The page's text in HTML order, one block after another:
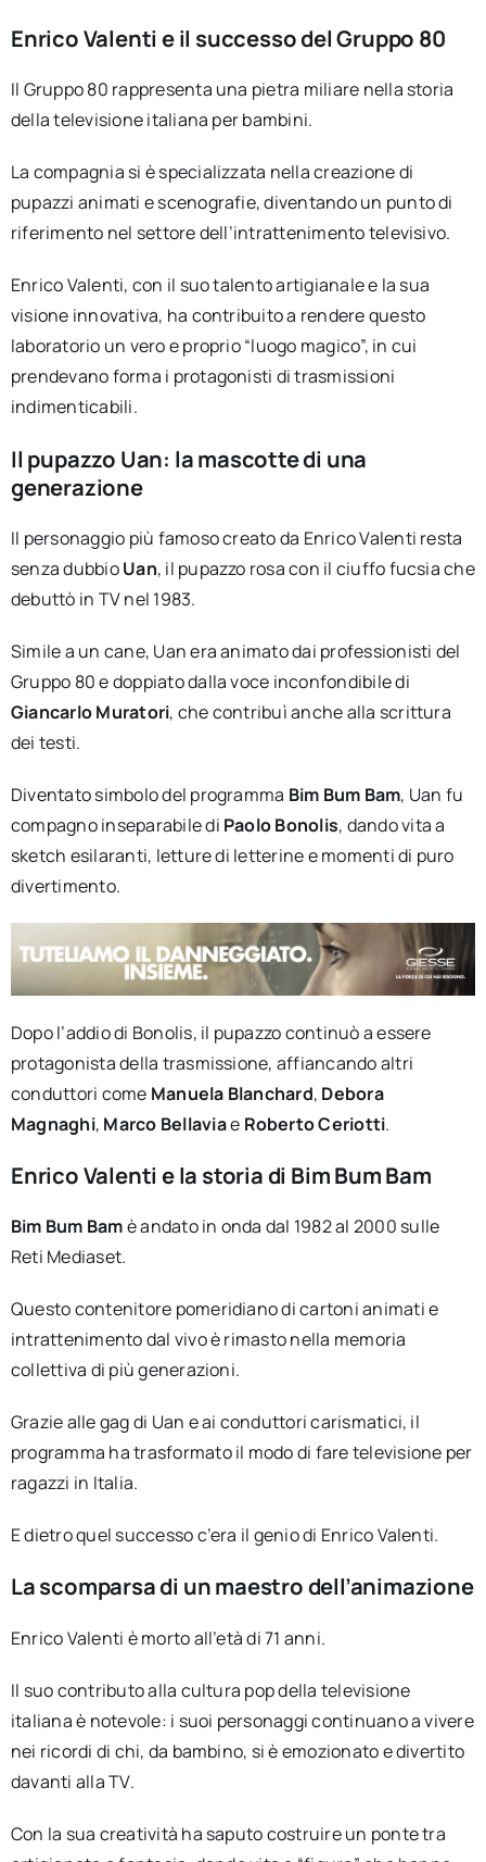
Enrico Valenti e il successo del Gruppo 80
Il Gruppo 80 rappresenta una pietra miliare nella storia
della televisione italiana per bambini.
La compagnia si è specializzata nella creazione di
pupazzi animati e scenografie, diventando un punto di
riferimento nel settore dell’intrattenimento televisivo.
Enrico Valenti, con il suo talento artigianale e la sua
visione innovativa, ha contribuito a rendere questo
laboratorio un vero e proprio “luogo magico”, in cui
prendevano forma i protagonisti di trasmissioni
indimenticabili.
Il pupazzo Uan: la mascotte di una
generazione
Il personaggio più famoso creato da Enrico Valenti resta
senza dubbioUan, il pupazzo rosa con il ciuffo fucsia che
debuttò in TV nel 1983.
Simile a un cane, Uan era animato dai professionisti del
Gruppo 80 e doppiato dalla voce inconfondibile di
Giancarlo Muratori, che contribuì anche alla scrittura
dei testi.
Diventato simbolo del programma Bim Bum Bam, Uan fu
compagno inseparabile di Paolo Bonolis, dando vita a
sketch esilaranti, letture di letterine e momenti di puro
divertimento.
Dopo l’addio di Bonolis, il pupazzo continuò a essere
protagonista della trasmissione, affiancando altri
conduttori come Manuela Blanchard, Debora
Magnaghi, Marco Bellaviae Roberto Ceriotti.
Enrico Valenti e la storia di Bim Bum Bam
Bim Bum Bamè andato in onda dal 1982 al 2000 sulle
Reti Mediaset.
Questo contenitore pomeridiano di cartoni animati e
intrattenimento dal vivo è rimasto nella memoria
collettiva di più generazioni.
Grazie alle gag di Uan e ai conduttori carismatici, il
programma ha trasformato il modo di fare televisione per
ragazzi in Italia.
E dietro quel successo c’era il genio di Enrico Valenti.
La scomparsa di un maestro dell’animazione
Enrico Valenti è morto all’età di 71 anni.
Il suo contributo alla cultura pop della televisione
italiana è notevole: i suoi personaggi continuano a vivere
nei ricordi di chi, da bambino, si è emozionato e divertito
davanti alla TV.
Con la sua creatività ha saputo costruire un ponte tra